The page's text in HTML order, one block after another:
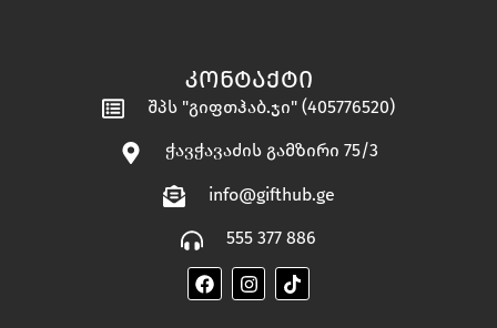
ᲙᲝᲜᲢᲐᲥᲢᲘ
შპს "გიფთჰაბ.ჯი" (405776520)
ჭავჭავაძის გამზირი 75/3
info@gifthub.ge
555 377 886